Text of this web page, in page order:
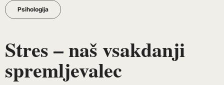
Psihologija
Stres – naš vsakdanji
spremljevalec